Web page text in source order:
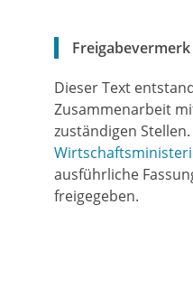
Freigabevermerk
Dieser Text
Zusammenarbeit
zuständigen Stellen.
ausführliche
freigegeben.